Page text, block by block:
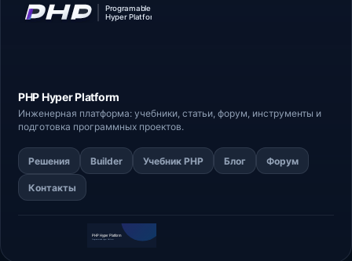
PHP HyperPlatform
Инженерная платформа: учебники, статьи, форум, инструменты и
подготовка программных проектов.
Решения Builder Учебник PHP Блог Форум
Контакты